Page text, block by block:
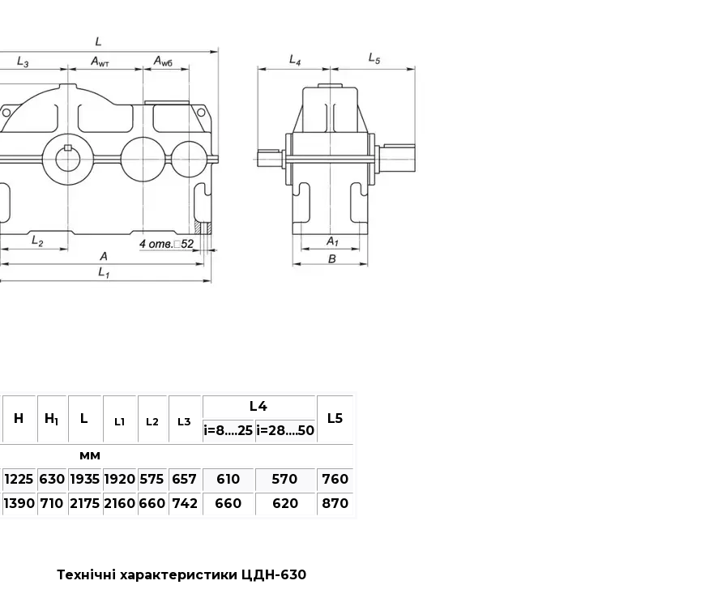
Н H 1 L L1 L2 L3
L4
L5
і=8....25 і=28....50
мм
1225 630 1935 1920 575 657 610 570
760
1390 710 2175 2160 660 742 660 620 870
Технічні характеристики ЦДН-630